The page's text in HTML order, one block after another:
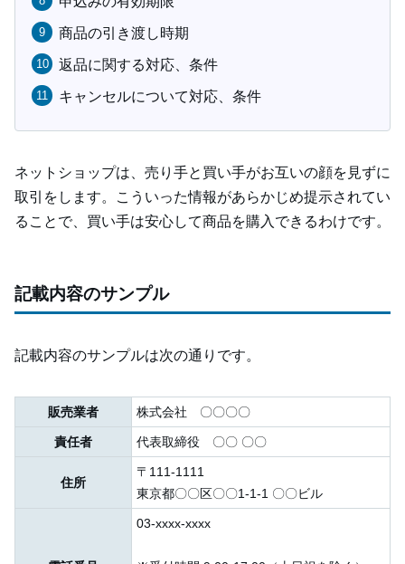
商品の引き渡し時期
返品に関する対応、条件
キャンセルについて対応、条件
ネットショップは、売り手と買い手がお互いの顔を見ずに
取引をします。こういった情報があらかじめ提示されてい
ることで、買い手は安心して商品を購入できるわけです。
記載内容のサンプル
記載内容のサンプルは次の通りです。
販売業者 株式会社 〇〇〇〇
責任者 代表取締役 〇〇 〇〇
住所
〒111-1111
東京都〇〇区〇〇1-1-1 〇〇ビル
03-xxxx-xxxx